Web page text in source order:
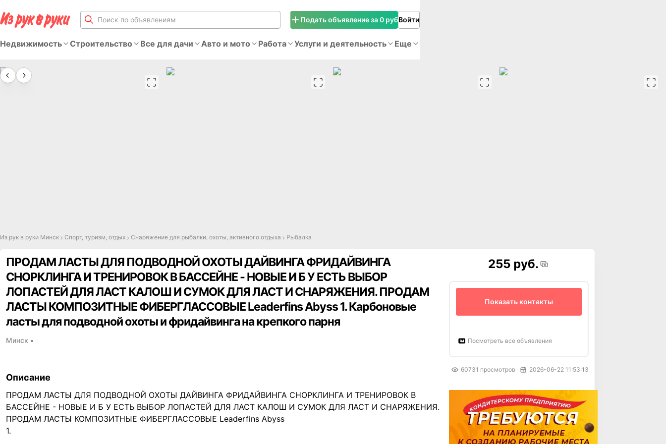
Подать объявление за 0 рубВойти
Недвижимость Строительство Все для дачи Авто и мото Работа Услуги и деятельность Еще
Из рук в руки Минск Спорт, туризм, отдых Снаряжение для рыбалки, охоты, активного отдыха Рыбалка
ПРОДАМ ЛАСТЫ ДЛЯ ПОДВОДНОЙ ОХОТЫ ДАЙВИНГА ФРИДАЙВИНГА
СНОРКЛИНГА И ТРЕНИРОВОК В БАССЕЙНЕ - НОВЫЕ И Б У ЕСТЬ ВЫБОР
ЛОПАСТЕЙ ДЛЯ ЛАСТ КАЛОШ И СУМОК ДЛЯ ЛАСТ И СНАРЯЖЕНИЯ. ПРОДАМ
ЛАСТЫ КОМПОЗИТНЫЕ ФИБЕРГЛАССОВЫЕ Leaderfins Abyss 1. Карбоновые
ласты для подводной охоты и фридайвинга на крепкого парня
Минск ▪
Описание
ПРОДАМ ЛАСТЫ ДЛЯ ПОДВОДНОЙ ОХОТЫ ДАЙВИНГА ФРИДАЙВИНГА СНОРКЛИНГА И ТРЕНИРОВОК В
БАССЕЙНЕ - НОВЫЕ И Б У ЕСТЬ ВЫБОР ЛОПАСТЕЙ ДЛЯ ЛАСТ КАЛОШ И СУМОК ДЛЯ ЛАСТ И СНАРЯЖЕНИЯ.
ПРОДАМ ЛАСТЫ КОМПОЗИТНЫЕ ФИБЕРГЛАССОВЫЕ Leaderfins Abyss
1.
255 руб.
Показать контакты
Посмотреть все объявления
60731 просмотров 2026-06-22 11:53:13